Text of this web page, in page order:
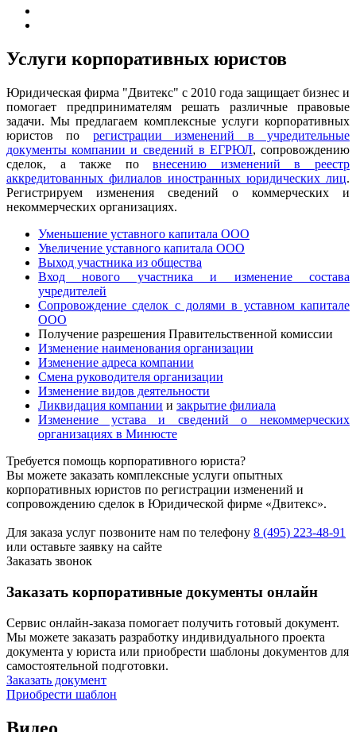
Услуги корпоративных юристов
Юридическая фирма "Двитекс" с 2010 года защищает бизнес и
помогает предпринимателям решать различные правовые
задачи. Мы предлагаем комплексные услуги корпоративных
юристов по регистрации изменений в учредительные
документы компании и сведений в ЕГРЮЛ, сопровождению
сделок, а также повнесению изменений в реестр
аккредитованных филиалов иностранных юридических лиц.
Регистрируем изменения сведений о коммерческих и
некоммерческих организациях.
Уменьшение уставного капитала ООО
Увеличение уставного капитала ООО
Выход участника из общества
Вход нового участника и изменение состава
учредителей
Сопровождение сделок с долями в уставном капитале
ООО
Получение разрешения Правительственной комиссии
Изменение наименования организации
Изменение адреса компании
Смена руководителя организации
Изменение видов деятельности
Ликвидация компании и закрытие филиала
Изменение устава и сведений о некоммерческих
организациях в Минюсте
Требуется помощь корпоративного юриста?
Вы можете заказать комплексные услуги опытных
корпоративных юристов по регистрации изменений и
сопровождению сделок в Юридической фирме «Двитекс».
Для заказа услуг позвоните нам по телефону 8 (495) 223-48-91
или оставьте заявку на сайте
Заказать звонок
Заказать корпоративные документы онлайн
Сервис онлайн-заказа помогает получить готовый документ.
Мы можете заказать разработку индивидуального проекта
документа у юриста или приобрести шаблоны документов для
самостоятельной подготовки.
Заказать документ
Приобрести шаблон
Видео